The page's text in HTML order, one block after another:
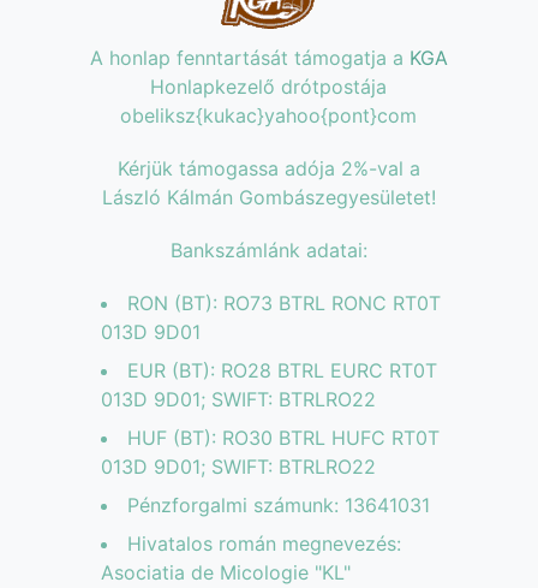
A honlap fenntartását támogatja a KGA
Honlapkezelő drótpostája
obeliksz{kukac}yahoo{pont}com
Kérjük támogassa adója 2%-val a
László Kálmán Gombászegyesületet!
Bankszámlánk adatai:
RON (BT): RO73 BTRL RONC RT0T
013D 9D01
EUR (BT): RO28 BTRL EURC RT0T
013D 9D01; SWIFT: BTRLRO22
HUF (BT): RO30 BTRL HUFC RT0T
013D 9D01; SWIFT: BTRLRO22
Pénzforgalmi számunk: 13641031
Hivatalos román megnevezés:
Asociatia de Micologie "KL"